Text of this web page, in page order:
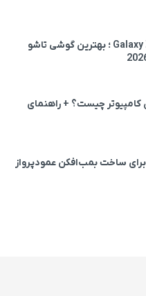
بررسی Galaxy Z Fold8 Ultra ؛ بهترین گوشی تاشو
کامپیوتر چیست؟ + راهنمای
برای ساخت بمب‌افکن عمودپرواز